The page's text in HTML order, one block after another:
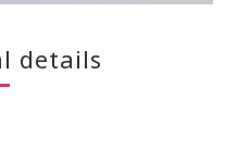
detailsBUY NOW